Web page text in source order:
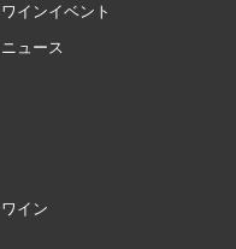
ワインイベント
ニュース
ワイン